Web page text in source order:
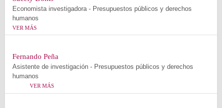
Economista investigadora - Presupuestos públicos y derechos
humanos
VER MÁS
Fernando Peña
Asistente de investigación - Presupuestos públicos y derechos
humanos
VER MÁS